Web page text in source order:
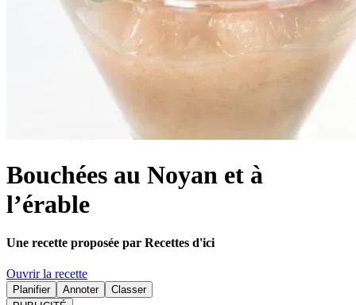
Bouchées au Noyan et à
l’érable
Une recette proposée par Recettes d'ici
Ouvrir la recette
Planifier Annoter
Classer